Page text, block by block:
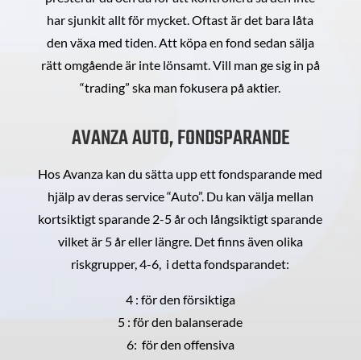
har sjunkit allt för mycket. Oftast är det bara låta
den växa med tiden. Att köpa en fond sedan sälja
rätt omgående är inte lönsamt. Vill man ge sig in på
“trading” ska man fokusera på aktier.
AVANZA AUTO, FONDSPARANDE
Hos Avanza kan du sätta upp ett fondsparande med
hjälp av deras service “Auto”. Du kan välja mellan
kortsiktigt sparande 2-5 år och långsiktigt sparande
vilket är 5 år eller längre. Det finns även olika
riskgrupper, 4-6, i detta fondsparandet:
4 : för den försiktiga
5 : för den balanserade
6: för den offensiva